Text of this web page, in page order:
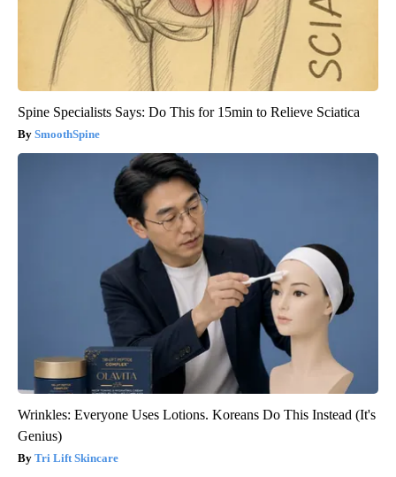
Spine Specialists Says: Do This for 15min to Relieve Sciatica
SmoothSpine
Wrinkles: Everyone Uses Lotions. Koreans Do This Instead (It's
Genius)
Tri Lift Skincare